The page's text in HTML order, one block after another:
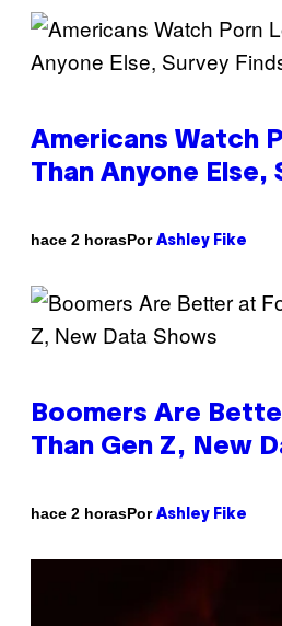
Americans Watch
Than Anyone Else,
hace 2 horasPor Ashley Fike
Boomers Are
Than Gen Z, New
hace 2 horasPor Ashley Fike